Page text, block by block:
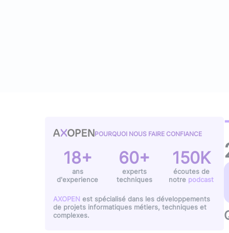
POURQUOI NOUS FAIRE CONFIANCE
18+
ans
d'experience
60+
experts
techniques
150K
écoutes de
notre podcast
AXOPEN est spécialisé dans les développements
de projets informatiques métiers, techniques et
complexes.